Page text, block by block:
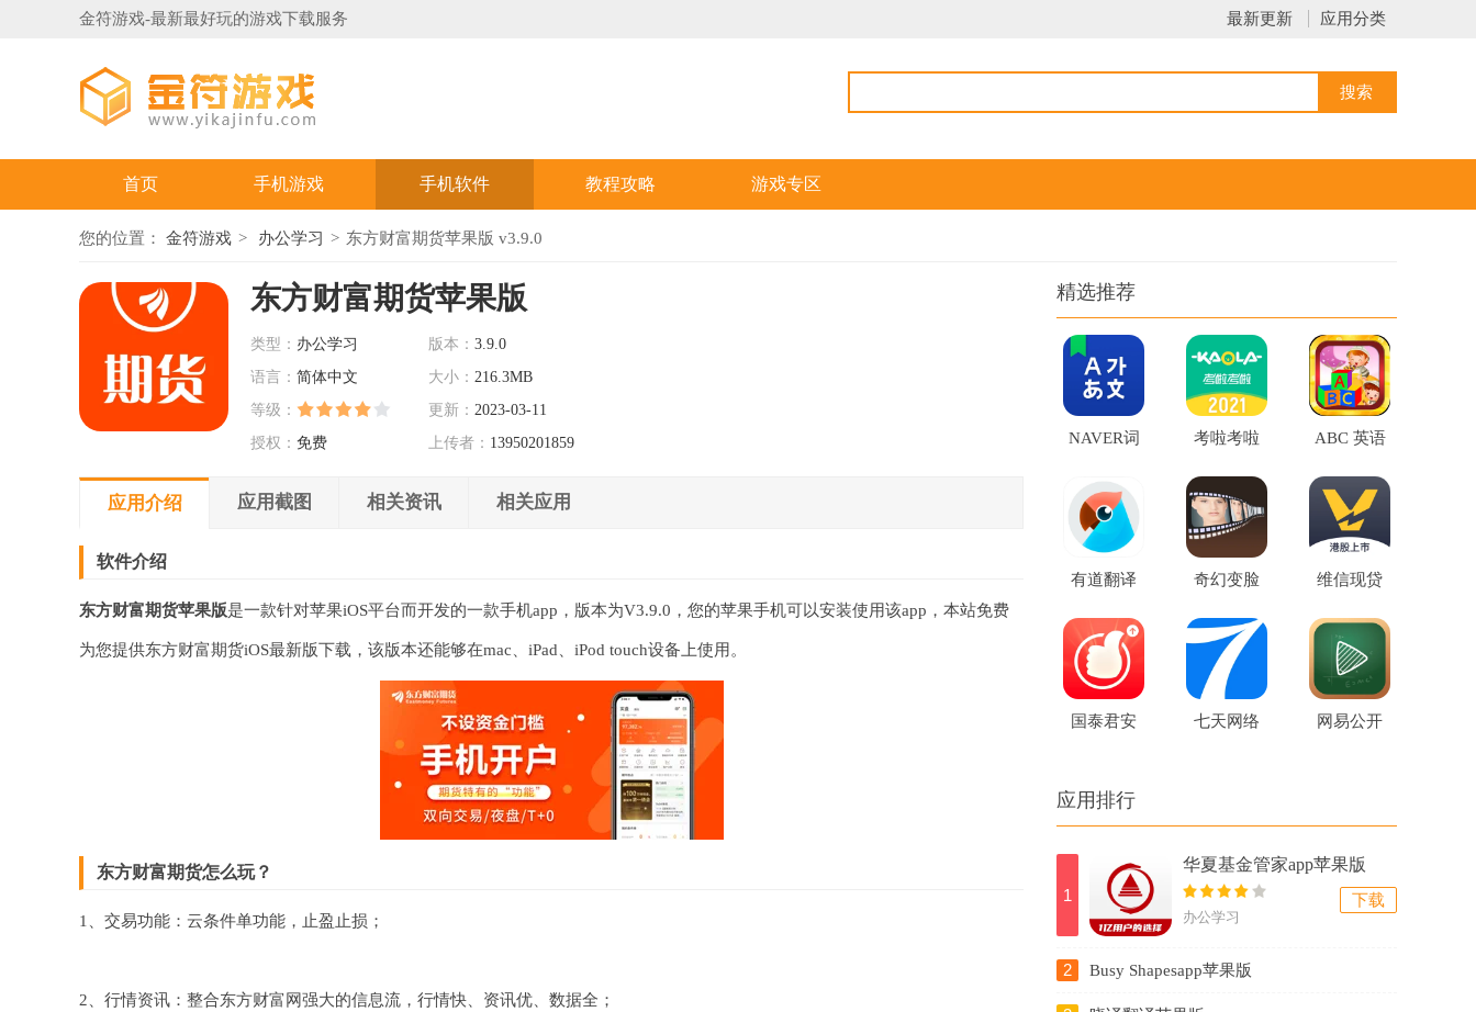
金符游戏-最新最好玩的游戏下载服务 最新更新 应用分类
首页 手机游戏 手机软件 教程攻略 游戏专区
您的位置： 金符游戏 办公学习 东方财富期货苹果版 v3.9.0
东方财富期货苹果版
类型： 办公学习 版本： 3.9.0
语言： 简体中文 大小： 216.3MB
等级：
更新： 2023-03-11
授权： 免费 上传者： 13950201859
应用介绍 应用截图 相关资讯 相关应用
软件介绍
东方财富期货苹果版是一款针对苹果iOS平台而开发的一款手机app，版本为V3.9.0，您的苹果手机可以安装使用该app，本站免费
为您提供东方财富期货iOS最新版下载，该版本还能够在mac、iPad、iPod touch设备上使用。
东方财富期货怎么玩？
1、交易功能：云条件单功能，止盈止损；
2、行情资讯：整合东方财富网强大的信息流，行情快、资讯优、数据全；
精选推荐
NAVER词
典苹果版
考啦考啦
苹果最新
版
ABC 英语
写作 英语
学习小游
戏苹果版
有道翻译
官苹果版
奇幻变脸
秀苹果手
机版
维信现贷
苹果最新
版
国泰君安
最新版
七天网络 网易公开
应用排行
1
华夏基金管家app苹果版
办公学习
下载
2 Busy Shapesapp苹果版